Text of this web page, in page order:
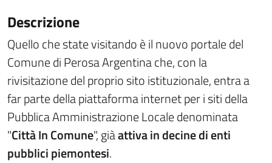
Descrizione
Quello che state visitando è il nuovo portale del
Comune di Perosa Argentina che, con la
rivisitazione del proprio sito istituzionale, entra a
far parte della piattaforma internet per i siti della
Pubblica Amministrazione Locale denominata
"Città In Comune", giàattiva in decine di enti
pubblici piemontesi.